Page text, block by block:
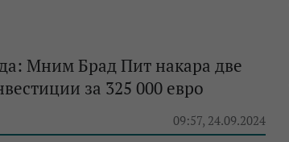
Мним Брад Пит накара две
за 325 000 евро
09:57, 24.09.2024